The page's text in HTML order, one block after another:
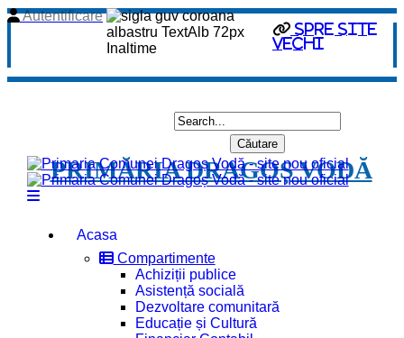
spre site
vechi
Autentificare
PRIMĂRIA DRAGOȘ VODĂ
Acasa
Compartimente
Achiziții publice
Asistență socială
Dezvoltare comunitară
Educație și Cultură